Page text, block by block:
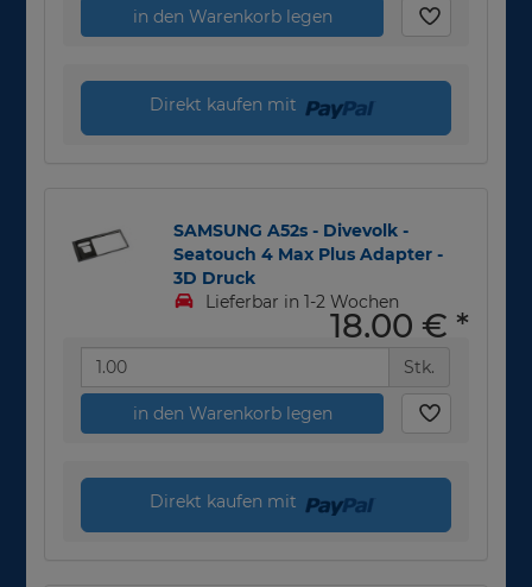
in den Warenkorb legen
Direkt kaufen mit
SAMSUNG A52s - Divevolk -
Seatouch 4 Max Plus Adapter -
3D Druck
Lieferbar in 1-2 Wochen
18,00 € *
Stk.
in den Warenkorb legen
Direkt kaufen mit